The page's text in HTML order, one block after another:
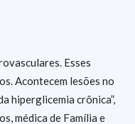
Esses
Acontecem lesões no
hiperglicemia crônica”,
médica de Família e